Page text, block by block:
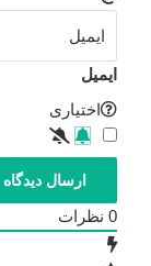
ایمیل
اختیاری
0 نظرات